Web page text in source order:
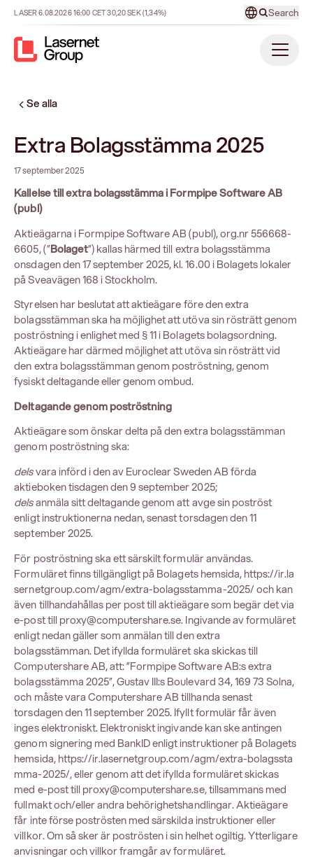
LASER6.08.202616:00 CET30,20SEK(1,34%) Search
Se alla
Extra Bolagsstämma 2025
17 september 2025
Kallelse till extra bolagsstämma i Formpipe Software AB
(publ)
Aktieägarna i Formpipe Software AB (publ), org.nr 556668-
6605, (”Bolaget”) kallas härmed till extra bolagsstämma
onsdagen den 17 september 2025, kl. 16.00 i Bolagets lokaler
på Sveavägen 168 i Stockholm.
Styrelsen har beslutat att aktieägare före den extra
bolagsstämman ska ha möjlighet att utöva sin rösträtt genom
poströstning i enlighet med § 11 i Bolagets bolagsordning.
Aktieägare har därmed möjlighet att utöva sin rösträtt vid
den extra bolagsstämman genom poströstning, genom
fysiskt deltagande eller genom ombud.
Deltagande genom poströstning
Aktieägare som önskar delta på den extra bolagsstämman
genom poströstning ska:
delsvara införd i den av Euroclear Sweden AB förda
aktieboken tisdagen den 9 september 2025;
delsanmäla sitt deltagande genom att avge sin poströst
enligt instruktionerna nedan, senast torsdagen den 11
september 2025.
För poströstning ska ett särskilt formulär användas.
Formuläret finns tillgängligt på Bolagets hemsida,https://ir.la
sernetgroup.com/agm/extra-bolagsstamma-2025/och kan
även tillhandahållas per post till aktieägare som begär det via
e-post tillproxy@computershare.se. Ingivande av formuläret
enligt nedan gäller som anmälan till den extra
bolagsstämman. Det ifyllda formuläret ska skickas till
Computershare AB, att: ”Formpipe Software AB:s extra
bolagsstämma 2025”, Gustav III:s Boulevard 34, 169 73 Solna,
och måste vara Computershare AB tillhanda senast
torsdagen den 11 september 2025. Ifyllt formulär får även
inges elektroniskt. Elektroniskt ingivande kan ske antingen
genom signering med BankID enligt instruktioner på Bolagets
hemsida,https://ir.lasernetgroup.com/agm/extra-bolagssta
mma-2025/, eller genom att det ifyllda formuläret skickas
med e-post tillproxy@computershare.se, tillsammans med
fullmakt och/eller andra behörighetshandlingar. Aktieägare
får inte förse poströsten med särskilda instruktioner eller
villkor. Om så sker är poströsten i sin helhet ogiltig. Ytterligare
anvisningar och villkor framgår av formuläret.